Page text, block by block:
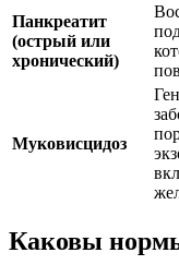
Панкреатит
(острый или
хронический)
Муковисцидоз
Каковы